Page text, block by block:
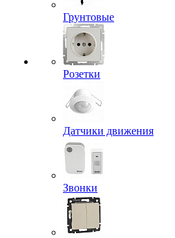
Грунтовые
Розетки
Датчики движения
Звонки